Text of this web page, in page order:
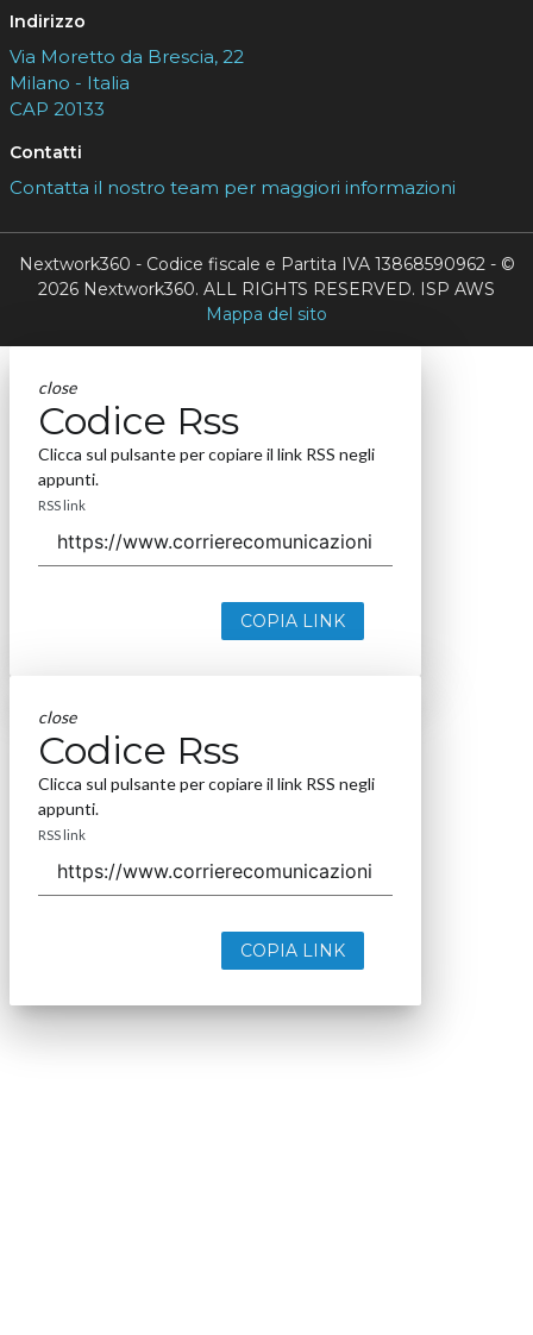
Indirizzo
Via Moretto da Brescia, 22
Milano - Italia
CAP 20133
Contatti
Contatta il nostro team per maggiori informazioni
Nextwork360 - Codice fiscale e Partita IVA 13868590962 - ©
2026 Nextwork360. ALL RIGHTS RESERVED. ISP AWS
Mappa del sito
close
Codice Rss
Clicca sul pulsante per copiare il link RSS negli
appunti.
RSS link
COPIA LINK
close
Codice Rss
Clicca sul pulsante per copiare il link RSS negli
appunti.
RSS link
COPIA LINK